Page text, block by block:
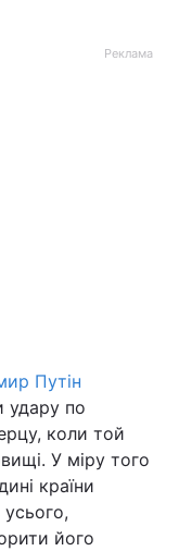
Реклама
Путін
удару по
коли той
У міру того
країни
його